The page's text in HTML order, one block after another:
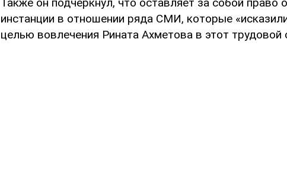
инстанции в отношении ряда СМИ, которые
целью вовлечения Рината Ахметова в этот трудовой